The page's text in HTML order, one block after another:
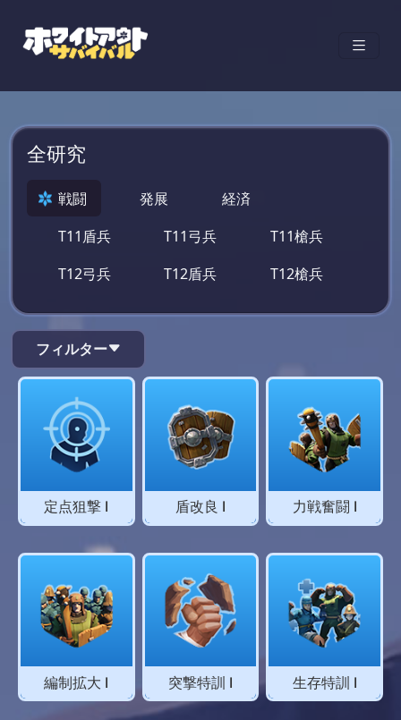
全研究
戦闘 発展
経済
T11盾兵
T11弓兵
T11槍兵
T12弓兵
T12盾兵 T12槍兵
フィルター
定点狙撃 Ⅰ 盾改良 Ⅰ 力戦奮闘 Ⅰ
編制拡大 Ⅰ 突撃特訓 Ⅰ 生存特訓 Ⅰ